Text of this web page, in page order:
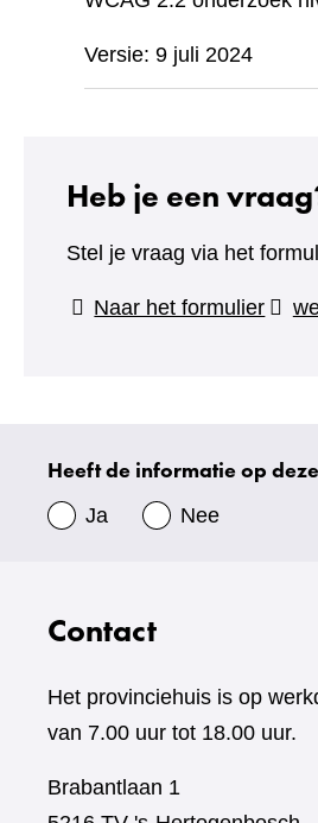
Versie: 9 juli 2024
Heb je een
Stel je vraag via het
Naar het formulier
Uw
gegevens
Heeft de informatie op
Ja Nee
Contact
Het provinciehuis is op
van 7.00 uur tot 18.00 uur.
Brabantlaan 1